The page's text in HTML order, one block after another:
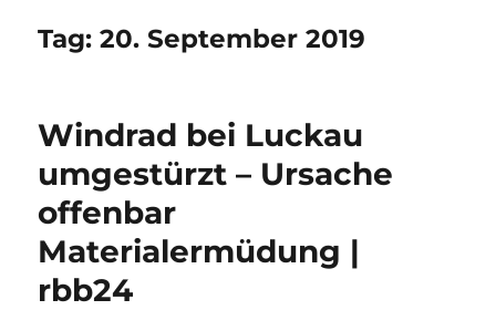
Tag:20. September 2019
Windrad bei Luckau
umgestürzt – Ursache
offenbar
Materialermüdung |
rbb24